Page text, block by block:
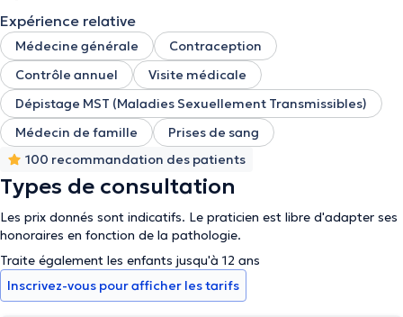
Expérience relative
Médecine générale
Contraception
Contrôle annuel
Visite médicale
Dépistage MST (Maladies Sexuellement Transmissibles)
Médecin de famille
Prises de sang
100 recommandation des patients
Types de consultation
Les prix donnés sont indicatifs. Le praticien est libre d'adapter ses
honoraires en fonction de la pathologie.
Traite également les enfants jusqu'à 12 ans
Inscrivez-vous pour afficher les tarifs